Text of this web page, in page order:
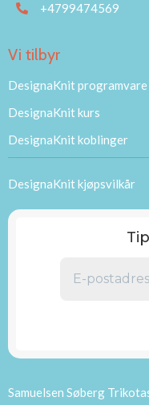
+4799474569
Vi tilbyr
DesignaKnit programvare
DesignaKnit kurs
DesignaKnit koblinger
DesignaKnit kjøpsvilkår
Samuelsen Søberg